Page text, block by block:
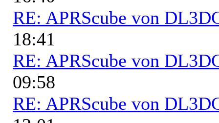
RE: APRScube von
18:41
RE: APRScube von
09:58
RE: APRScube von